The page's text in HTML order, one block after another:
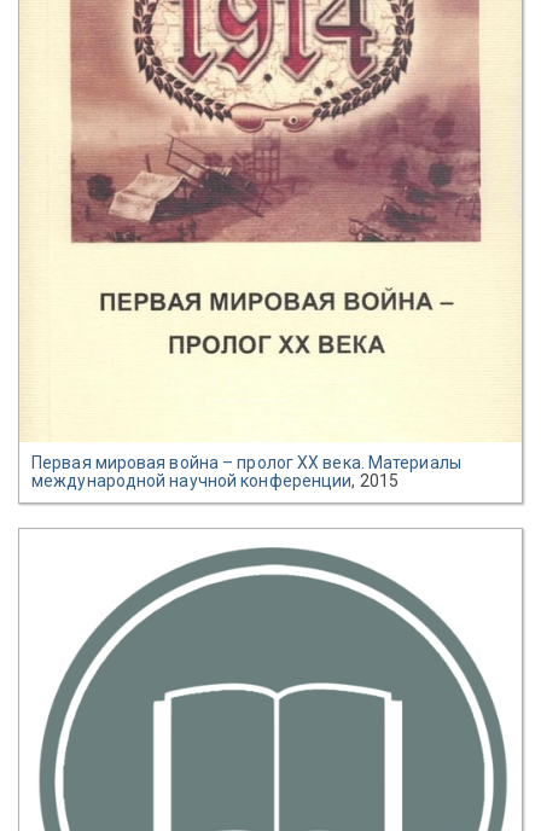
Первая мировая война – пролог ХХ века. Материалы
международной научной конференции, 2015